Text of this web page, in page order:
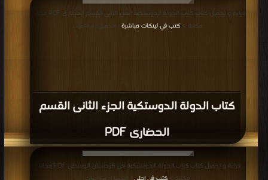
كتاب الدولة الدوستكية الجزء الثانى القسم
الحضارى PDF
قراءة و تحميل كتاب كتاب الدولة الدوستكية الجزء الثانى القسم الحضارى PDF مجانا |
مكتبة > كتب في لينكات مباشرة | التحميل : مرة/مرات
مكتبة >كتب في احلى| التحميل : مرة/مرات